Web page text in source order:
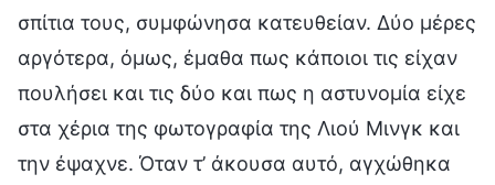
σπίτια τους, συμφώνησα κατευθείαν. Δύο μέρες
αργότερα, όμως, έμαθα πως κάποιοι τις είχαν
πουλήσει και τις δύο και πως η αστυνομία είχε
στα χέρια της φωτογραφία της Λιού Μινγκ και
την έψαχνε. Όταν τ’ άκουσα αυτό, αγχώθηκα